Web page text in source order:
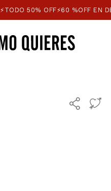
⚡TODO 50% OFF⚡60 %OFF EN